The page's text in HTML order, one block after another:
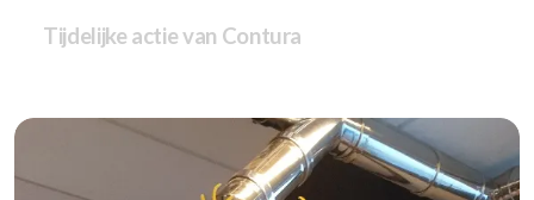
Tijdelijke actie van Contura